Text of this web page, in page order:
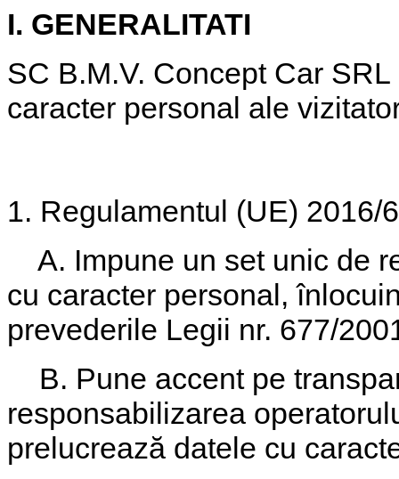
I. GENERALITATI
SC B.M.V. Concept Car SRL
caracter personal ale
1. Regulamentul (UE) 2016/
A. Impune un set unic de
cu caracter personal,
prevederile Legii nr. 677/
B. Pune accent pe
responsabilizarea
prelucrează datele cu